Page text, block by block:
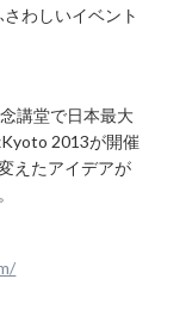
わしいイベント
講堂で日本最大
2013が開催
えたアイデアが